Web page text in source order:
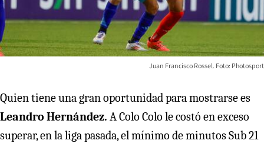
Juan Francisco Rossel. Foto: Photosport
Quien tiene una gran oportunidad para mostrarse es
Leandro Hernández. A Colo Colo le costó en exceso
superar, en la liga pasada, el mínimo de minutos Sub 21